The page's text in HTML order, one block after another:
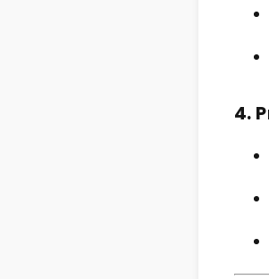
4.